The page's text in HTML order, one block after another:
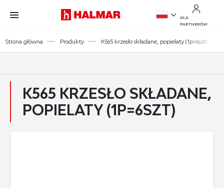
Przejdź do treści.
Przejdź do menu.
Przejdź do wyszukiwarki.
EN
DLA
PARTNERÓW
Strona główna Produkty K565 krzesło składane, popielaty (1p=6szt)
K565 KRZESŁO SKŁADANE,
POPIELATY (1P=6SZT)